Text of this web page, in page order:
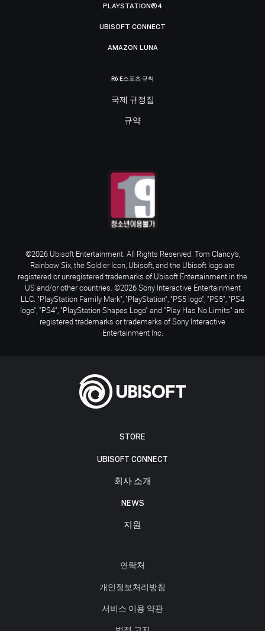
STORE
UBISOFT CONNECT
회사 소개
NEWS
지원
연락처
개인정보처리방침
서비스 이용 약관
PLAYSTATION®4
UBISOFT CONNECT
AMAZON LUNA
R6 E스포츠 규칙
국제 규정집
규약
©2026 Ubisoft Entertainment. All Rights Reserved. Tom Clancy’s,
Rainbow Six, the Soldier Icon, Ubisoft, and the Ubisoft logo are
registered or unregistered trademarks of Ubisoft Entertainment in the
US and/or other countries. ©2026 Sony Interactive Entertainment
LLC. "PlayStation Family Mark", "PlayStation", "PS5 logo", "PS5", "PS4
logo", "PS4", "PlayStation Shapes Logo" and "Play Has No Limits" are
registered trademarks or trademarks of Sony Interactive
Entertainment Inc.